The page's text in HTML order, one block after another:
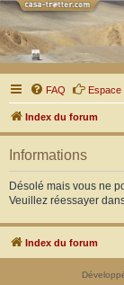
FAQ Espace
Index du forum
Informations
Désolé mais vous ne
Veuillez réessayer
Index du forum